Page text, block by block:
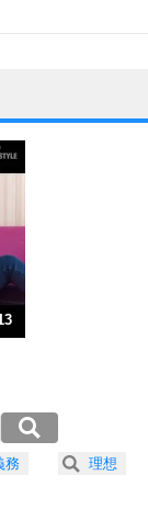
。
行動しないから。
で表現する。
務 理想